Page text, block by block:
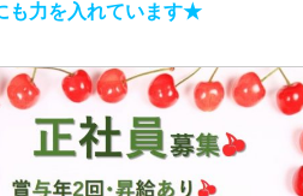
も力を入れています★